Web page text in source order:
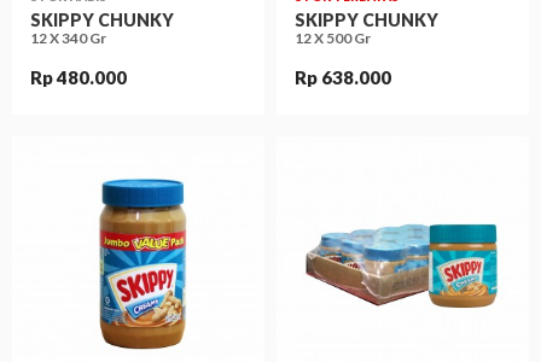
SKIPPY CHUNKY
12 X 340 Gr
Rp 480.000
SKIPPY CHUNKY
12 X 500 Gr
Rp 638.000